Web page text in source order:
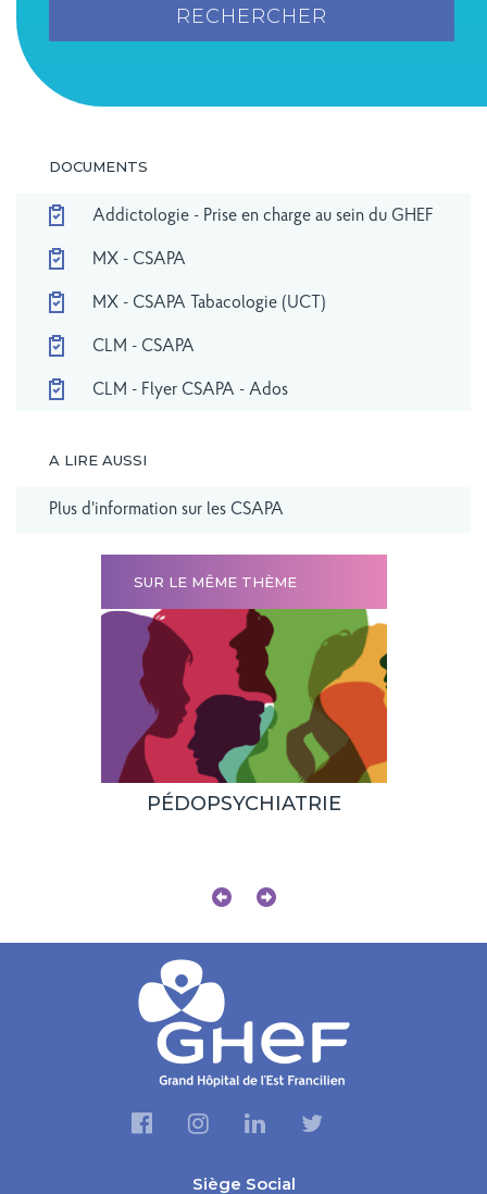
RECHERCHER
DOCUMENTS
Addictologie - Prise en charge au sein du GHEF
MX - CSAPA
MX - CSAPA Tabacologie (UCT)
CLM - CSAPA
CLM - Flyer CSAPA - Ados
A LIRE AUSSI
Plus d'information sur les CSAPA
SUR LE MÊME THÈME
PÉDOPSYCHIATRIE
Siège Social